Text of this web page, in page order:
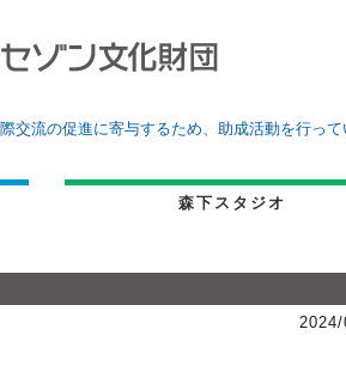
交流の促進に寄与するため、助成活動を行って
森下スタジオ